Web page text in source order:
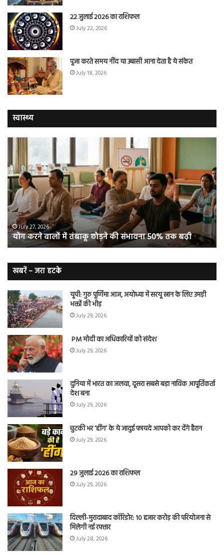
22 जुलाई 2026 का राशिफल
July 22, 2026
पूजा करते समय नींद या उबासी आना देता है ये संकेत
July 18, 2026
स्वास्थ्य
करने
वालों
में
तंबाकू
छोड़ने
की
संभावना
50%
तक
बढ़ी
July 27, 2026
योग करने वालों में तंबाकू छोड़ने की संभावना 50% तक बढ़ी
को
रहे
थे
‘ब्रेन
वह
खबरें – जरा हटके
यूपी: गुरु पूर्णिमा आज, अयोध्या में सरयू स्नान के लिए उमड़ी
भक्तों की भीड़
July 29, 2026
PM मोदी का अधिकारियों को संदेश
July 29, 2026
दुनिया में भारत का जलवा, दूसरा सबसे बड़ा नाविक आपूर्तिकर्ता
देश बना
July 29, 2026
चुटकी भर ‘हींग’ के ये जादुई फायदे आपको कर देंगे हैरान
July 29, 2026
29 जुलाई 2026 का राशिफल
July 29, 2026
दिल्ली-मुरादाबाद कॉरिडोर: 10 हजार करोड़ की परियोजना से
मिलेगी नई रफ्तार
July 28, 2026